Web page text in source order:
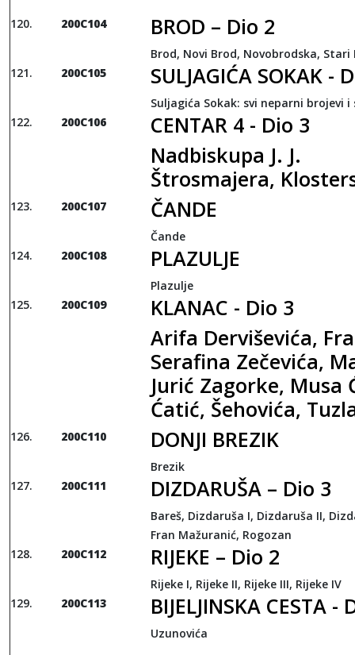
200C104 BROD – Dio 2
Brod, Novi Brod, Novobrodska, Stari
200C105
SULJAGIĆA SOKAK -
Suljagića Sokak: svi neparni brojevi i
200C106
CENTAR 4 - Dio 3
Nadbiskupa J. J.
Štrosmajera,
200C107 ČANDE
Čande
200C108
PLAZULJE
Plazulje
200C109
KLANAC - Dio 3
Arifa Derviševića, Fra
Serafina Zečevića,
Jurić Zagorke, Musa
Ćatić, Šehovića,
200C110 DONJI BREZIK
Brezik
200C111
DIZDARUŠA – Dio 3
Bareš, Dizdaruša I, Dizdaruša II,
Fran Mažuranić, Rogozan
200C112
RIJEKE – Dio 2
Rijeke I, Rijeke II, Rijeke III, Rijeke IV
200C113
BIJELJINSKA CESTA -
Uzunovića